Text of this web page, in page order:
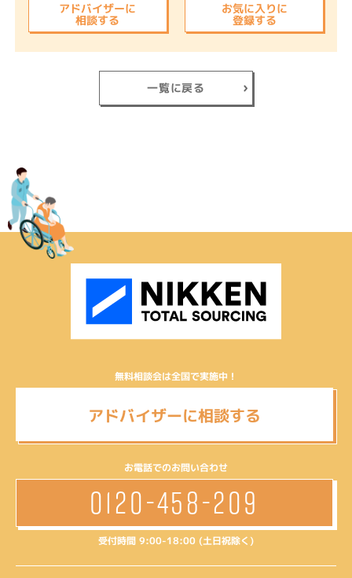
アドバイザーに
相談する
お気に入りに
登録する
一覧に戻る
無料相談会は全国で実施中！
アドバイザーに相談する
お電話でのお問い合わせ
0120-458-209
受付時間 9:00-18:00 (土日祝除く)